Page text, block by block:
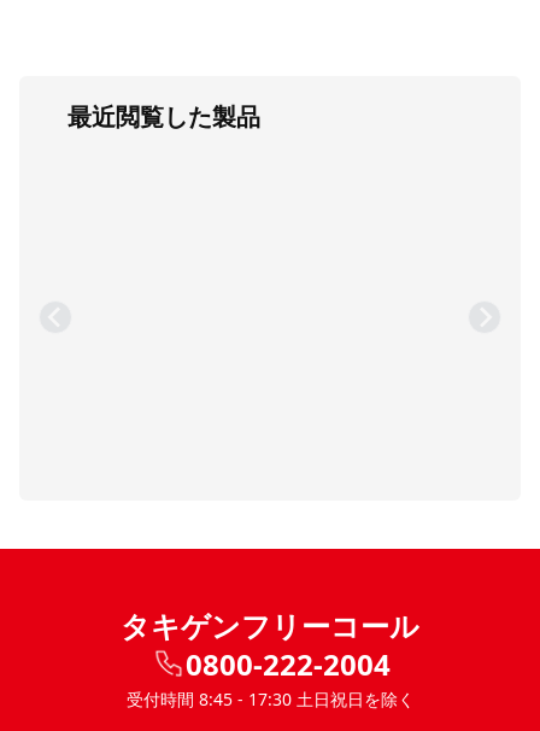
最近閲覧した製品
タキゲンフリーコール
0800-222-2004
受付時間 8:45 - 17:30 土日祝日を除く